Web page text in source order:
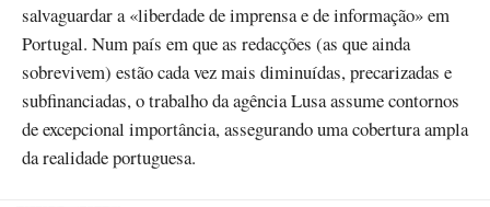
salvaguardar a «liberdade de imprensa e de informação» em
Portugal. Num país em que as redacções (as que ainda
sobrevivem) estão cada vez mais diminuídas, precarizadas e
subfinanciadas, o trabalho da agência Lusa assume contornos
de excepcional importância, assegurando uma cobertura ampla
da realidade portuguesa.